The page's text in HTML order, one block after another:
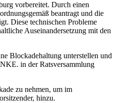
vorbereitet. Durch einen
beantragt und die
Diese technischen Probleme
Auseinandersetzung mit den
Blockadehaltung unterstellen und
in der Ratsversammlung
zu nehmen, um im
hinzu.